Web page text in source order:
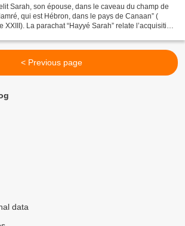
Sarah, son épouse, dans le caveau du champ de
qui est Hébron, dans le pays de Canaan” (
La parachat “Hayyé Sarah” relate l’acquisition
< Previous page
data